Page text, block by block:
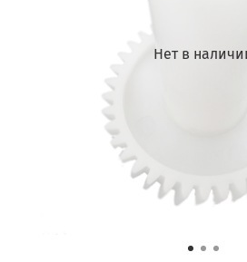
Нет в